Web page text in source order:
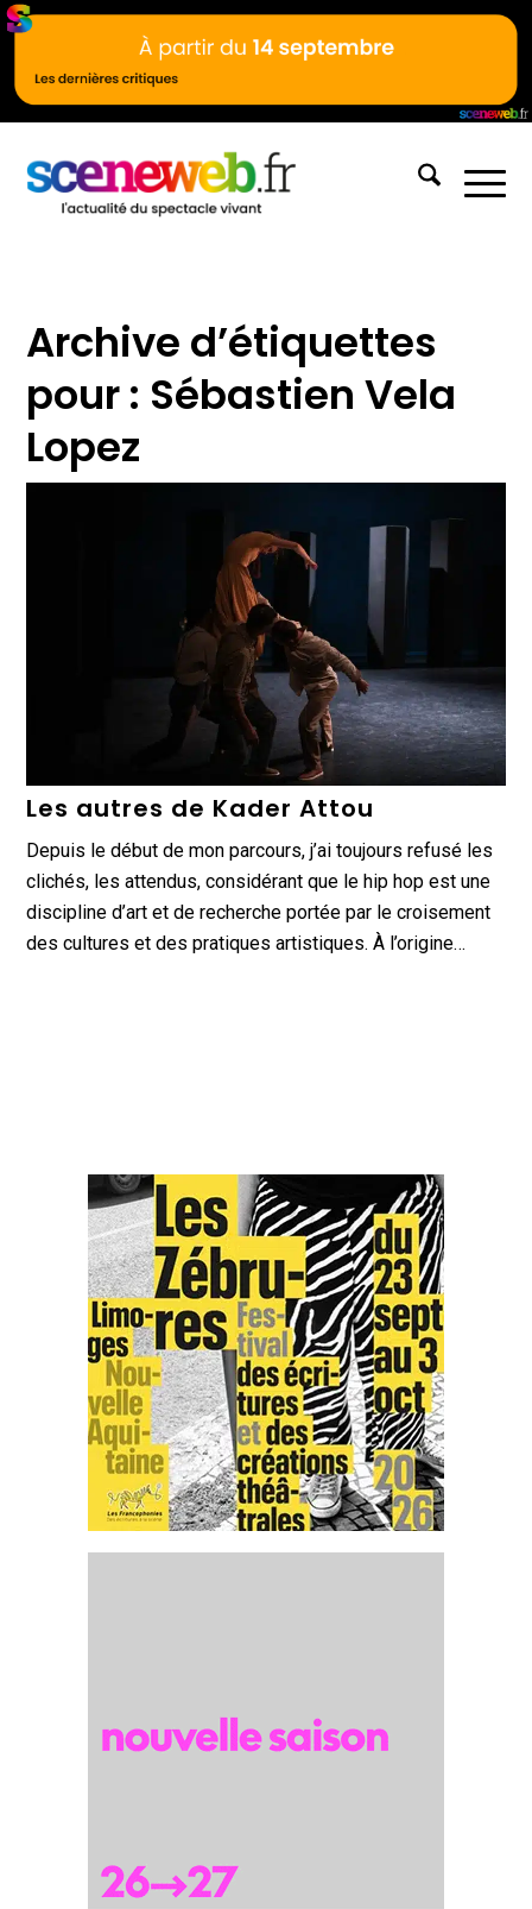
Archive d’étiquettes
pour : Sébastien Vela
Lopez
Les autres de Kader Attou
Depuis le début de mon parcours, j’ai toujours refusé les
clichés, les attendus, considérant que le hip hop est une
discipline d’art et de recherche portée par le croisement
des cultures et des pratiques artistiques. À l’origine…